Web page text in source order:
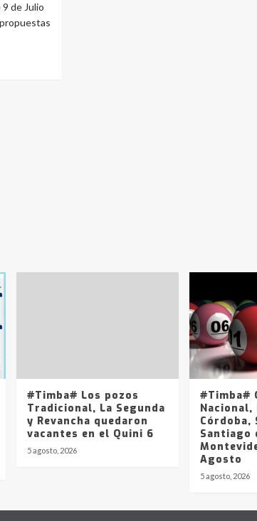
de Julio
#Timba# Los pozos
Tradicional, La Segunda
y Revancha quedaron
vacantes en el Quini 6
5 agosto, 2026
#Timba#
Nacional,
Córdoba,
Santiago
Agosto
5 agosto, 2026